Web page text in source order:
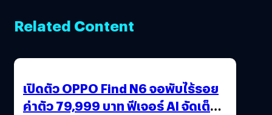
Related Content
เปิดตัว OPPO Find N6 จอพับไร้รอย
ค่าตัว 79,999 บาท ฟีเจอร์ AI จัดเต็ม